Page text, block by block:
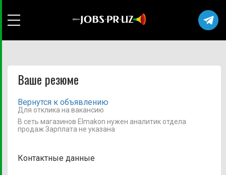
Ваше резюме
Вернутся к объявлению
Для отклика на вакансию
В сеть магазинов Elmakon нужен аналитик отдела
продаж Зарплата не указана
Контактные данные